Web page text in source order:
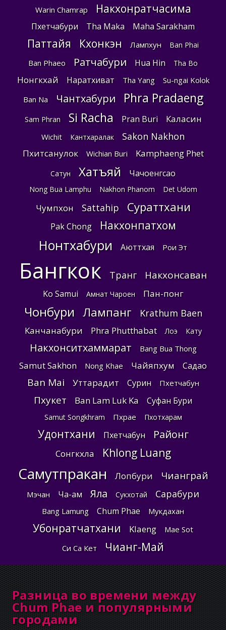
Warin Chamrap Накхонратчасима
Пхетчабури Tha Maka Maha Sarakham
Паттайя Кхонкэн Лампхун Ban Phai
Ban Phaeo Ратчабури Hua Hin Tha Bo
Нонгкхай Наратхиват Tha Yang
Su-ngai Kolok
Ban Na
Чантхабури Phra Pradaeng
Sam Phran Si Racha Pran Buri Каласин
Wichit Кантхаралак Sakon Nakhon
Пхитсанулок Wichian Buri Kamphaeng Phet
Сатун Хатъяй Чачоенгсао
Nong Bua Lamphu Nakhon Phanom Det Udom
Чумпхон Sattahip Сураттхани
Pak Chong Накхонпатхом
Нонтхабури Аюттхая Рои Эт
Бангкок Транг Накхонсаван
Ko Samui Амнат Чароен Пан-понг
Чонбури Лампанг Krathum Baen
Канчанабури Phra Phutthabat Лоэ Кату
Накхонситхаммарат Bang Bua Thong
Samut Sakhon Nong Khae Чайяпхум Садао
Ban Mai Уттарадит Сурин Пхетчабун
Пхукет Ban Lam Luk Ka Суфан Бури
Samut Songkhram Пхрае Пхотхарам
Удонтхани Пхетчабун Районг
Сонгкхла Khlong Luang
Самутпракан Лопбури Чианграй
Мэчан Ча-ам Яла Сукхотай Сарабури
Bang Lamung Chum Phae Мукдахан
Убонратчатхани Klaeng
Mae Sot
Си Са Кет
Чианг-Май
Разница во времени между
Chum Phae и популярными
городами